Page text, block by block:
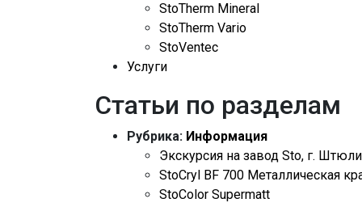
StoTherm Mineral
StoTherm Vario
StoVentec
Услуги
Статьи по разделам
Рубрика: Информация
Экскурсия на завод Sto, г.
StoCryl BF 700 Металлическая
StoColor Supermatt